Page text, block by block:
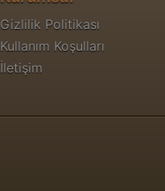
Gizlilik Politikası
Kullanım Koşulları
İletişim